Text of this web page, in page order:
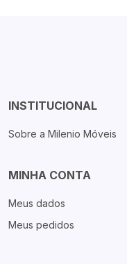
INSTITUCIONAL
Sobre a Milenio Móveis
MINHA CONTA
Meus dados
Meus pedidos